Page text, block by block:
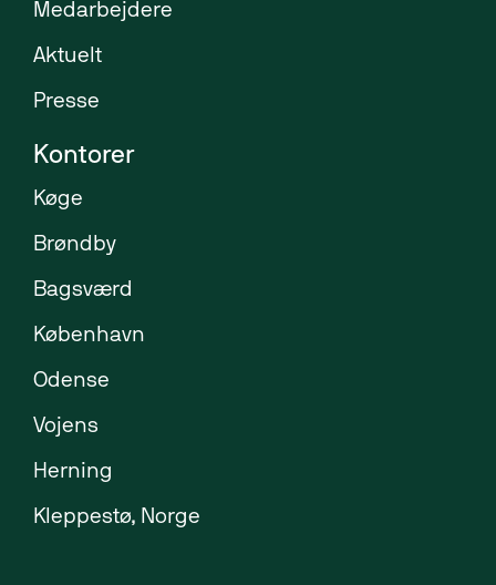
Medarbejdere
Aktuelt
Presse
Kontorer
Køge
Brøndby
Bagsværd
København
Odense
Vojens
Herning
Kleppestø, Norge